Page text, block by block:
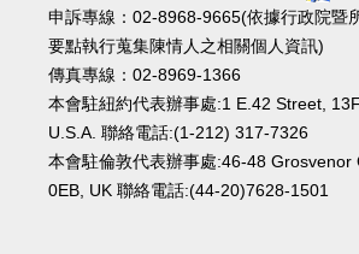
申訴專線：02-8968-9665(依據行政院暨
要點執行蒐集陳情人之相關個人資訊)
傳真專線：02-8969-1366
本會駐紐約代表辦事處:1 E.42 Street,
U.S.A. 聯絡電話:(1-212) 317-7326
本會駐倫敦代表辦事處:46-48
0EB, UK 聯絡電話:(44-20)7628-1501